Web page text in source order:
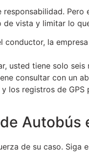
Pero
de vista y limitar lo
conductor, la
usted tiene solo seis
consultar con un
los registros de
Autobús
de su caso. Siga